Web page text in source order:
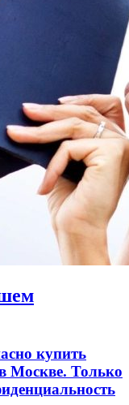
купить
Москве. Только